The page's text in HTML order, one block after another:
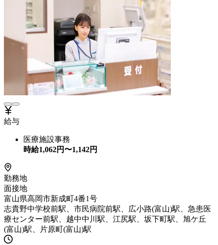
給与
医療施設事務
時給1,062円〜1,142円
勤務地
面接地
富山県高岡市新成町4番1号
志貴野中学校前駅、市民病院前駅、広小路(富山)駅、急患医
療センター前駅、越中中川駅、江尻駅、坂下町駅、旭ケ丘
(富山)駅、片原町(富山)駅